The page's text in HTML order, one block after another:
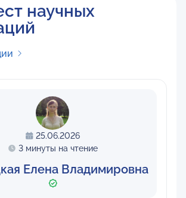
научных
25.06.2026
3 минуты на чтение
Елена Владимировна